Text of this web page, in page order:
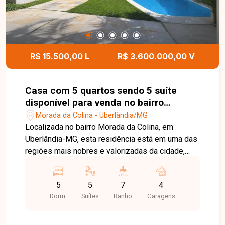
Uberlândia. Entre em contato e agende sua visita!
R$ 15.500,00 L R$ 3.600.000,00 V
Casa com 5 quartos sendo 5 suíte
disponível para venda no bairro
Morada da Colina em Uberlândia-MG
Morada da Colina - Uberlândia/MG
Localizada no bairro Morada da Colina, em
Uberlândia-MG, esta residência está em uma das
regiões mais nobres e valorizadas da cidade,
principais vias e proximidade com escolas,
supermercados, restaurantes, centros comerciais
e diversos serviços. O bairro oferece segurança,
5
Dorm.
5
Suítes
7
Banho
4
Garagens